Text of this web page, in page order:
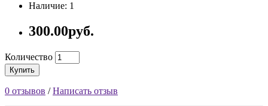
Наличие: 1
300.00руб.
Количество
Купить
0 отзывов /Написать отзыв